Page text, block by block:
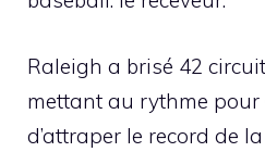
Raleigh a brisé 42
mettant au rythme pour
d’attraper le record de